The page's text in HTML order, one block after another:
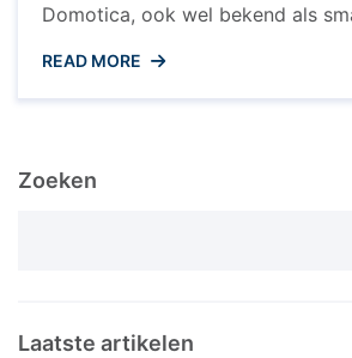
Domotica, ook wel bekend als
huishoudens over de hele wereld.
meest geavanceerde en
efficiënte leefomgeving. Wat is ...
READ MORE
Zoeken
Laatste artikelen